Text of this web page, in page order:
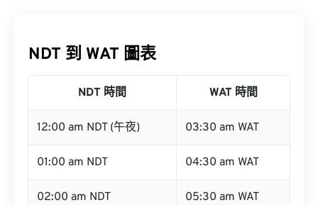
NDT 到 WAT 圖表
NDT 時間 WAT 時間
12:00 am NDT (午夜) 03:30 am WAT
01:00 am NDT 04:30 am WAT
02:00 am NDT 05:30 am WAT